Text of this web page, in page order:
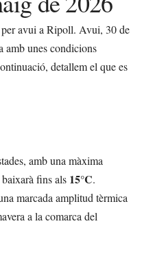
avui a Ripoll. Avui, 30 de
amb unes condicions
detallem el que es
amb una màxima
fins als 15°C.
marcada amplitud tèrmica
a la comarca del